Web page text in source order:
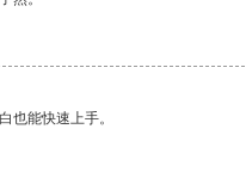
也能快速上手。